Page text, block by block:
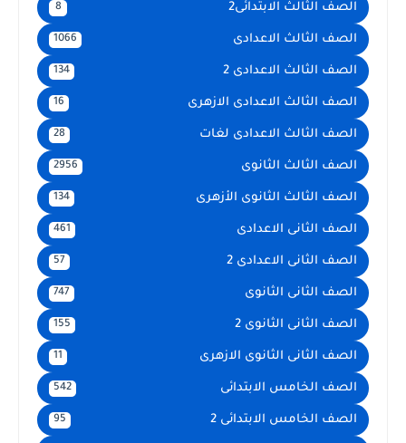
الصف الثالث الابتدائى2 8
الصف الثالث الاعدادى 1066
الصف الثالث الاعدادى 2 134
الصف الثالث الاعدادى الازهرى 16
الصف الثالث الاعدادى لغات 28
الصف الثالث الثانوى 2956
الصف الثالث الثانوى الأزهرى 134
الصف الثانى الاعدادى 461
الصف الثانى الاعدادى 2 57
الصف الثانى الثانوى 747
الصف الثانى الثانوى 2 155
الصف الثانى الثانوى الازهرى 11
الصف الخامس الابتدائى 542
الصف الخامس الابتدائى 2 95